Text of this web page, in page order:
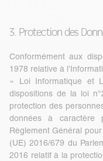
3. Protection des
Conformément aux
1978 relative à
« Loi Informatique et
dispositions de la loi
protection des
données à caractère
Règlement Général
(UE) 2016/679 du
2016 relatif à la